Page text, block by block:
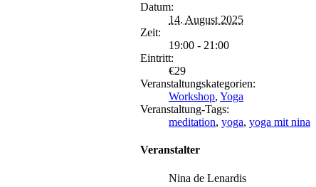
Datum:
14. August 2025
Zeit:
19:00 - 21:00
Eintritt:
€29
Veranstaltungskategorien:
Workshop, Yoga
Veranstaltung-Tags:
meditation, yoga, yoga mit nina
Veranstalter
Nina de Lenardis